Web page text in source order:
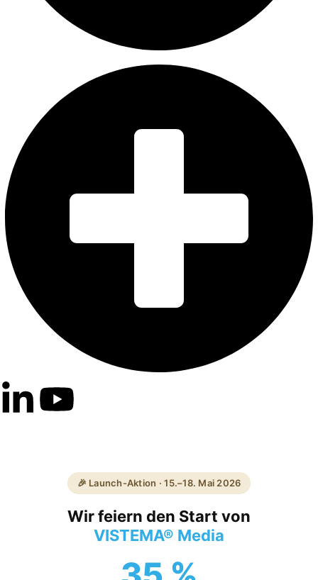
🎉 Launch-Aktion · 15.–18. Mai 2026
Wir feiern den Start von
VISTEMA® Media